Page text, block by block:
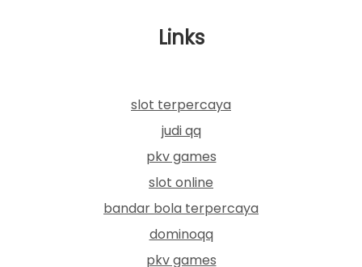
Links
slot terpercaya
judi qq
pkv games
slot online
bandar bola terpercaya
dominoqq
pkv games